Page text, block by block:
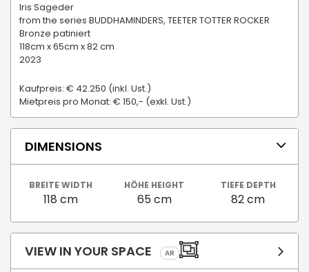
Iris Sageder
from the series BUDDHAMINDERS, TEETER TOTTER ROCKER
Bronze patiniert
118cm x 65cm x 82 cm
2023
Kaufpreis: € 42.250 (inkl. Ust.)
Mietpreis pro Monat: € 150,- (exkl. Ust.)
DIMENSIONS
BREITE WIDTH
118 cm
HÖHE HEIGHT
65 cm
TIEFE DEPTH
82 cm
VIEW IN YOUR SPACE AR